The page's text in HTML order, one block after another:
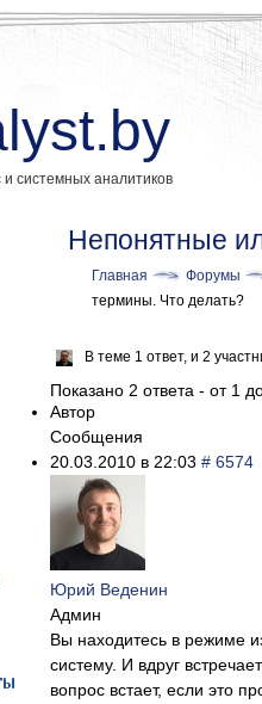
системных аналитиков
Непонятные
Главная
Форумы
термины. Что делать?
В теме 1 ответ, и 2
Показано 2 ответа - от 1
Автор
Сообщения
20.03.2010 в 22:03 # 6574
Юрий Веденин
Админ
Вы находитесь в режиме
систему. И вдруг
вопрос встает, если это